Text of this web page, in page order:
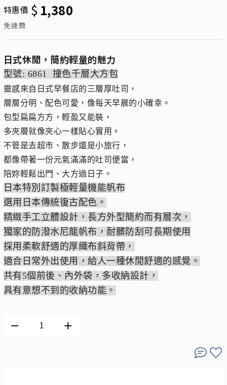
特惠價 $ 1,380
免運費
日式休閒，簡約輕量的魅力
型號: 6861 撞色千層大方包
靈感來自日式早餐店的三層厚吐司，
層層分明、配色可愛，像每天早晨的小確幸。
包型扁扁方方，輕盈又能裝，
多夾層就像夾心一樣貼心實用。
不管是去超市、散步還是小旅行，
都像帶著一份元氣滿滿的吐司便當，
陪妳輕鬆出門、大方過日子。
日本特別訂製極輕量機能帆布
選用日本傳統復古配色。
精緻手工立體設計，長方外型簡約而有層次，
獨家的防潑水尼龍帆布，耐髒防刮可長期使用
採用柔軟舒適的厚織布斜背帶，
適合日常外出使用，給人一種休閒舒適的感覺。
共有5個前後、內外袋，多收納設計，
具有意想不到的收納功能。